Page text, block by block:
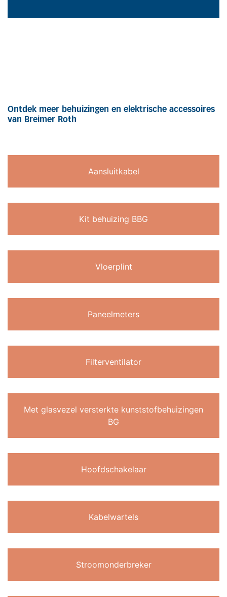
Ontdek meer behuizingen en elektrische accessoires
van Breimer Roth
Aansluitkabel
Kit behuizing BBG
Vloerplint
Paneelmeters
Filterventilator
Met glasvezel versterkte kunststofbehuizingen
BG
Hoofdschakelaar
Kabelwartels
Stroomonderbreker